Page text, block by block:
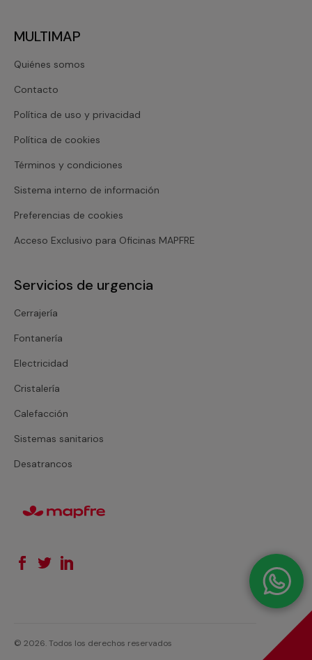
MULTIMAP
Quiénes somos
Contacto
Política de uso y privacidad
Política de cookies
Términos y condiciones
Sistema interno de información
Preferencias de cookies
Acceso Exclusivo para Oficinas MAPFRE
Servicios de urgencia
Cerrajería
Fontanería
Electricidad
Cristalería
Calefacción
Sistemas sanitarios
Desatrancos
© 2026. Todos los derechos reservados